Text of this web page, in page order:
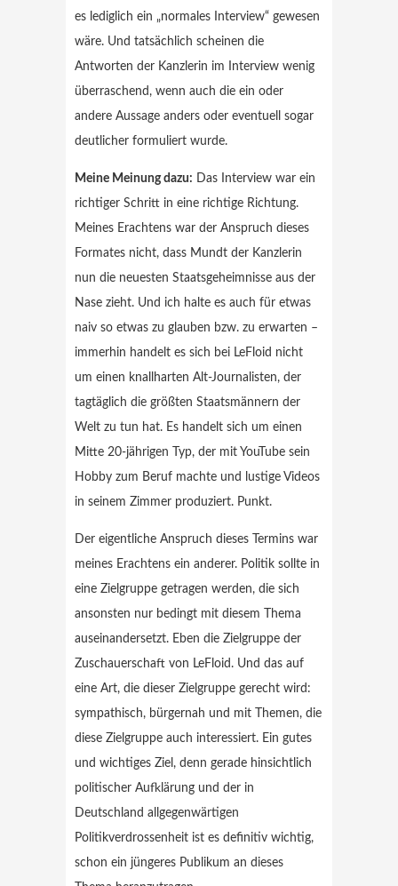
es lediglich ein „normales Interview“ gewesen
wäre. Und tatsächlich scheinen die
Antworten der Kanzlerin im Interview wenig
überraschend, wenn auch die ein oder
andere Aussage anders oder eventuell sogar
deutlicher formuliert wurde.
Meine Meinung dazu: Das Interview war ein
richtiger Schritt in eine richtige Richtung.
Meines Erachtens war der Anspruch dieses
Formates nicht, dass Mundt der Kanzlerin
nun die neuesten Staatsgeheimnisse aus der
Nase zieht. Und ich halte es auch für etwas
naiv so etwas zu glauben bzw. zu erwarten –
immerhin handelt es sich bei LeFloid nicht
um einen knallharten Alt-Journalisten, der
tagtäglich die größten Staatsmännern der
Welt zu tun hat. Es handelt sich um einen
Mitte 20-jährigen Typ, der mit YouTube sein
Hobby zum Beruf machte und lustige Videos
in seinem Zimmer produziert. Punkt.
Der eigentliche Anspruch dieses Termins war
meines Erachtens ein anderer. Politik sollte in
eine Zielgruppe getragen werden, die sich
ansonsten nur bedingt mit diesem Thema
auseinandersetzt. Eben die Zielgruppe der
Zuschauerschaft von LeFloid. Und das auf
eine Art, die dieser Zielgruppe gerecht wird:
sympathisch, bürgernah und mit Themen, die
diese Zielgruppe auch interessiert. Ein gutes
und wichtiges Ziel, denn gerade hinsichtlich
politischer Aufklärung und der in
Deutschland allgegenwärtigen
Politikverdrossenheit ist es definitiv wichtig,
schon ein jüngeres Publikum an dieses